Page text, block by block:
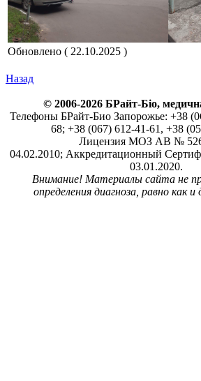
Обновлено ( 22.10.2025 )
Назад
© 2006-2026 БРайт-Біо,
Телефоны БРайт-Био Запорожье: +38
68; +38 (067) 612-41-61, +38
Лицензия МОЗ АВ №
04.02.2010; Аккредитационный
03.01.2020.
Внимание! Материалы сайта не
определения диагноза, равно как и